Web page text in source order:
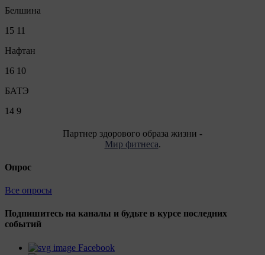
Белшина
15 11
Нафтан
16 10
БАТЭ
14 9
Партнер здорового образа жизни -
Мир фитнеса.
Опрос
Все опросы
Подпишитесь на каналы и будьте в курсе последних
событий
Facebook